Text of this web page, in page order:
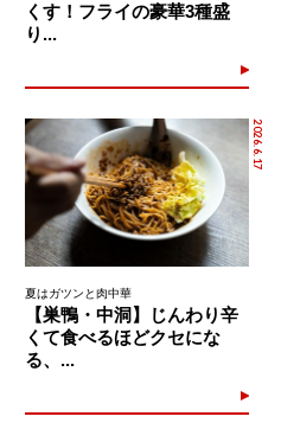
くす！フライの豪華3種盛
り...
2026.6.17
夏はガツンと肉中華
【巣鴨・中洞】じんわり辛
くて食べるほどクセにな
る、...